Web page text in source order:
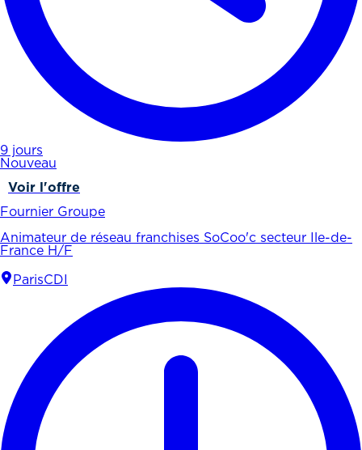
9 jours
Nouveau
Voir l'offre
Fournier Groupe
Animateur de réseau franchises SoCoo'c secteur Ile-de-
France H/F
ParisCDI